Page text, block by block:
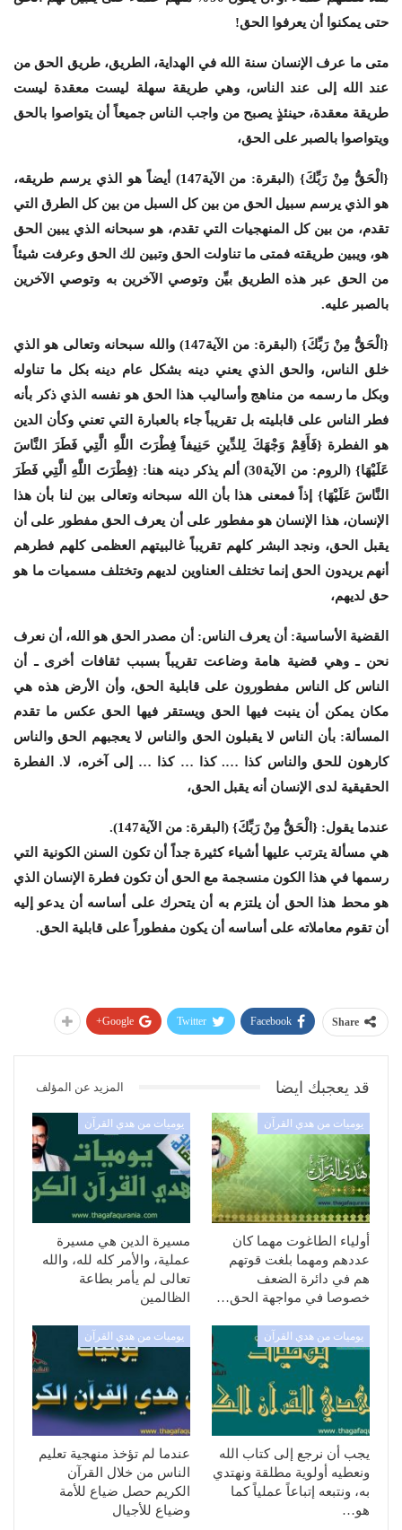
حتى يمكنوا أن يعرفوا الحق!
متى ما عرف الإنسان سنة الله في الهداية، الطريق، طريق الحق من
عند الله إلى عند الناس، وهي طريقة سهلة ليست معقدة ليست
طريقة معقدة، حينئذٍ يصبح من واجب الناس جميعاً أن يتواصوا بالحق
ويتواصوا بالصبر على الحق،
{الْحَقُّ مِنْ رَبِّكَ} (البقرة: من الآية147) أيضاً هو الذي يرسم طريقه،
هو الذي يرسم سبيل الحق من بين كل السبل من بين كل الطرق التي
تقدم، من بين كل المنهجيات التي تقدم، هو سبحانه الذي يبين الحق
هو، ويبين طريقته فمتى ما تناولت الحق وتبين لك الحق وعرفت شيئاً
من الحق عبر هذه الطريق بيِّن وتوصي الآخرين به وتوصي الآخرين
بالصبر عليه.
{الْحَقُّ مِنْ رَبِّكَ} (البقرة: من الآية147) والله سبحانه وتعالى هو الذي
خلق الناس، والحق الذي يعني دينه بشكل عام دينه بكل ما تناوله
وبكل ما رسمه من مناهج وأساليب هذا الحق هو نفسه الذي ذكر بأنه
فطر الناس على قابليته بل تقريباً جاء بالعبارة التي تعني وكأن الدين
هو الفطرة {فَأَقِمْ وَجْهَكَ لِلدِّينِ حَنِيفاً فِطْرَتَ اللَّهِ الَّتِي فَطَرَ النَّاسَ
عَلَيْهَا} (الروم: من الآية30) ألم يذكر دينه هنا: {فِطْرَتَ اللَّهِ الَّتِي فَطَرَ
النَّاسَ عَلَيْهَا} إذاً فمعنى هذا بأن الله سبحانه وتعالى بين لنا بأن هذا
الإنسان، هذا الإنسان هو مفطور على أن يعرف الحق مفطور على أن
يقبل الحق، ونجد البشر كلهم تقريباً غالبيتهم العظمى كلهم فطرهم
أنهم يريدون الحق إنما تختلف العناوين لديهم وتختلف مسميات ما هو
حق لديهم،
القضية الأساسية: أن يعرف الناس: أن مصدر الحق هو الله، أن نعرف
نحن ـ وهي قضية هامة وضاعت تقريباً بسبب ثقافات أخرى ـ أن
الناس كل الناس مفطورون على قابلية الحق، وأن الأرض هذه هي
مكان يمكن أن ينبت فيها الحق ويستقر فيها الحق عكس ما تقدم
المسألة: بأن الناس لا يقبلون الحق والناس لا يعجبهم الحق والناس
كارهون للحق والناس كذا …. كذا … كذا … إلى آخره، لا. الفطرة
الحقيقية لدى الإنسان أنه يقبل الحق،
عندما يقول: {الْحَقُّ مِنْ رَبِّكَ} (البقرة: من الآية147).
هي مسألة يترتب عليها أشياء كثيرة جداً أن تكون السنن الكونية التي
رسمها في هذا الكون منسجمة مع الحق أن تكون فطرة الإنسان الذي
هو محط هذا الحق أن يلتزم به أن يتحرك على أساسه أن يدعو إليه
أن تقوم معاملاته على أساسه أن يكون مفطوراً على قابلية الحق.
Share
Facebook
Twitter
Google+
قد يعجبك ايضا المزيد عن المؤلف
يوميات من هدي القرآن
أولياء الطاغوت مهما كان
عددهم ومهما بلغت قوتهم
هم في دائرة الضعف
خصوصا في مواجهة الحق…
يوميات من هدي القرآن
مسيرة الدين هي مسيرة
عملية، والأمر كله لله، والله
تعالى لم يأمر بطاعة
الظالمين
يوميات من هدي القرآن
يجب أن نرجع إلى كتاب الله
ونعطيه أولوية مطلقة ونهتدي
به، ونتبعه إتباعاً عملياً كما
هو…
يوميات من هدي القرآن
عندما لم تؤخذ منهجية تعليم
الناس من خلال القرآن
الكريم حصل ضياع للأمة
وضياع للأجيال